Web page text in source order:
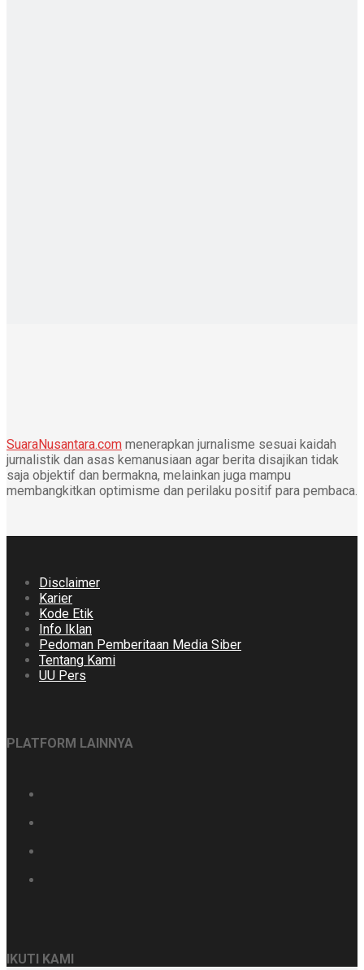
SuaraNusantara.com menerapkan jurnalisme sesuai kaidah
jurnalistik dan asas kemanusiaan agar berita disajikan tidak
saja objektif dan bermakna, melainkan juga mampu
membangkitkan optimisme dan perilaku positif para pembaca.
Disclaimer
Karier
Kode Etik
Info Iklan
Pedoman Pemberitaan Media Siber
Tentang Kami
UU Pers
PLATFORM LAINNYA
IKUTI KAMI